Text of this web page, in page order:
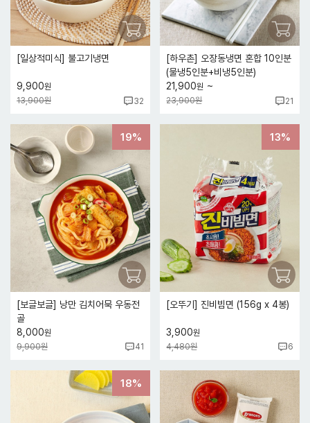
[일상적미식] 불고기냉면
9,900원
13,900원
32
[하우촌] 오장동냉면 혼합 10인분
(물냉5인분+비냉5인분)
21,900원 ~
23,900원 21
19%
[보글보글] 낭만 김치어묵 우동전
골
8,000원
9,900원
41
13%
[오뚜기] 진비빔면 (156g x 4봉)
3,900원
4,480원
6
18%